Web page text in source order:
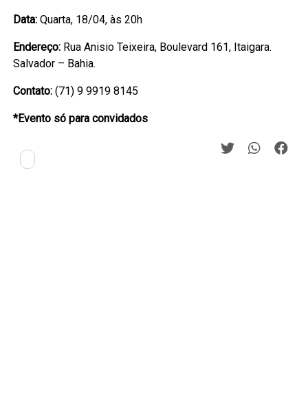
Data:Quarta, 18/04, às 20h
Endereço: Rua Anisio Teixeira, Boulevard 161, Itaigara.
Salvador – Bahia.
Contato: (71) 9 9919 8145
*Evento só para convidados